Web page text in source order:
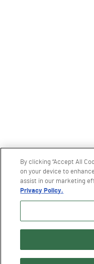
By clicking “Accept All
on your device to
assist in our marketing
Privacy Policy.